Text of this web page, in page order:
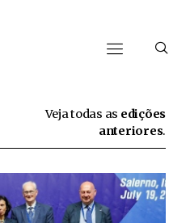
Veja todas as edições
anteriores.